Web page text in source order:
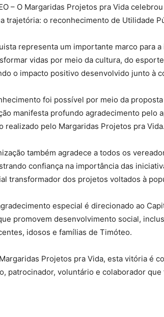
– O Margaridas Projetos pra Vida
trajetória: o reconhecimento de Utilidade
representa um importante marco para
vidas por meio da cultura, do
o impacto positivo desenvolvido junto à
foi possível por meio da
manifesta profundo agradecimento pelo
realizado pelo Margaridas Projetos pra Vida.
também agradece a todos os
confiança na importância das
transformador dos projetos voltados à
especial é direcionado ao
promovem desenvolvimento social,
idosos e famílias de Timóteo.
Projetos pra Vida, esta vitória é
patrocinador, voluntário e colaborador